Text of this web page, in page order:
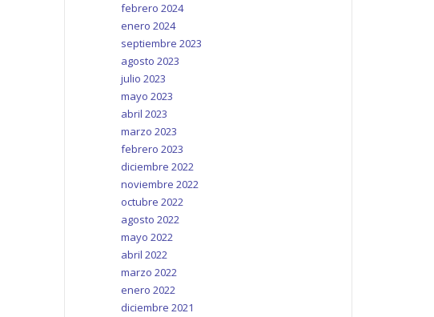
febrero 2024
enero 2024
septiembre 2023
agosto 2023
julio 2023
mayo 2023
abril 2023
marzo 2023
febrero 2023
diciembre 2022
noviembre 2022
octubre 2022
agosto 2022
mayo 2022
abril 2022
marzo 2022
enero 2022
diciembre 2021